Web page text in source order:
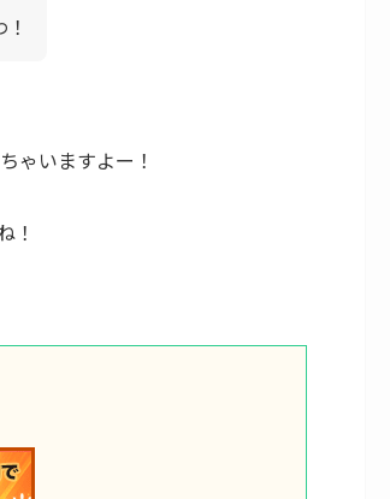
ゃいますよー！
！